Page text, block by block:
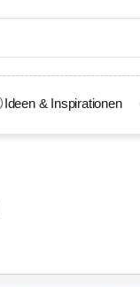
Ideen & Inspirationen